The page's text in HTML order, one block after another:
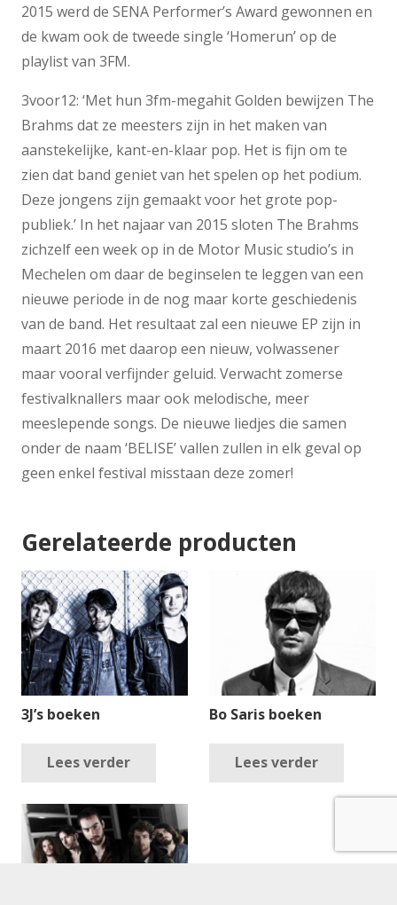
2015 werd de SENA Performer’s Award gewonnen en
de kwam ook de tweede single ‘Homerun’ op de
playlist van 3FM.
3voor12: ‘Met hun 3fm-megahit Golden bewijzen The
Brahms dat ze meesters zijn in het maken van
aanstekelijke, kant-en-klaar pop. Het is fijn om te
zien dat band geniet van het spelen op het podium.
Deze jongens zijn gemaakt voor het grote pop-
publiek.’ In het najaar van 2015 sloten The Brahms
zichzelf een week op in de Motor Music studio’s in
Mechelen om daar de beginselen te leggen van een
nieuwe periode in de nog maar korte geschiedenis
van de band. Het resultaat zal een nieuwe EP zijn in
maart 2016 met daarop een nieuw, volwassener
maar vooral verfijnder geluid. Verwacht zomerse
festivalknallers maar ook melodische, meer
meeslepende songs. De nieuwe liedjes die samen
onder de naam ‘BELISE’ vallen zullen in elk geval op
geen enkel festival misstaan deze zomer!
Gerelateerde producten
3J’s boeken
Lees verder
Bo Saris boeken
Lees verder